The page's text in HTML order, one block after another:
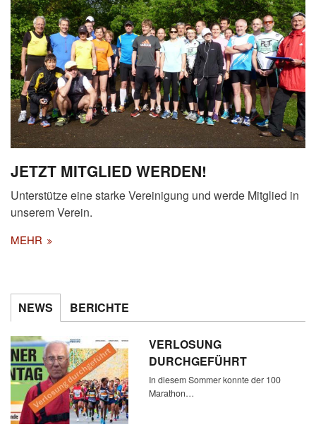
JETZT MITGLIED WERDEN!
Unterstütze eine starke Vereinigung und werde Mitglied in
unserem Verein.
MEHR
NEWS BERICHTE
VERLOSUNG
DURCHGEFÜHRT
In diesem Sommer konnte der 100
Marathon…